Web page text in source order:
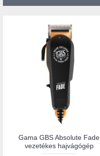
Gama GBS Absolute Fade
vezetékes hajvágógép